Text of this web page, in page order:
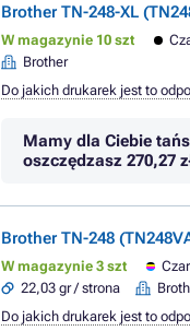
Brother TN-248-XL
W magazynie 10 szt
Brother
Do jakich drukarek jest to
Mamy dla Ciebie
oszczędzasz 270,27
Brother TN-248
W magazynie 3 szt
22,03 gr / strona
Do jakich drukarek jest to